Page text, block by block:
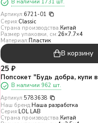
В наличии 1731 шт.
Артикул:6721-01
Серия:Classic
Страна производства:Китай
Размер упаковки, см:26×7.7×4
Материал:Пластик
В корзину
25 ₽
Попсокет "Будь добра, купи
В наличии 962 шт.
Артикул:5783638
Наш бренд:Наша разработка
Серия:LOL LAB
Страна производства:Китай